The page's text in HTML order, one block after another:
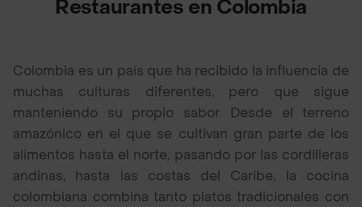
Restaurantes en Colombia
Colombia es un país que ha recibido la influencia de
muchas culturas diferentes, pero que sigue
manteniendo su propio sabor. Desde el terreno
amazónico en el que se cultivan gran parte de los
alimentos hasta el norte, pasando por las cordilleras
andinas, hasta las costas del Caribe, la cocina
colombiana combina tanto platos tradicionales con